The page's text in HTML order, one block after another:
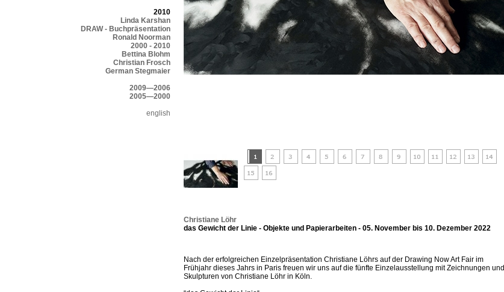
2010
Linda Karshan
DRAW - Buchpräsentation
Ronald Noorman
2000 - 2010
Bettina Blohm
Christian Frosch
German Stegmaier
2009—2006
2005—2000
english
Christiane Löhr
das Gewicht der Linie - Objekte und Papierarbeiten - 05. November bis 10. Dezember 2022
Nach der erfolgreichen Einzelpräsentation Christiane Löhrs auf der Drawing Now Art Fair im
Frühjahr dieses Jahrs in Paris freuen wir uns auf die fünfte Einzelausstellung mit Zeichnungen und
Skulpturen von Christiane Löhr in Köln.